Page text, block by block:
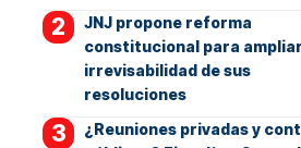
JNJ propone reforma
constitucional para
irrevisabilidad de sus
resoluciones
¿Reuniones privadas y